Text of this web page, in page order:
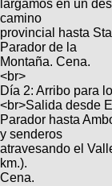
Ruta,
triatlon
De
todo
Retro
Enduro
Ranking
COMPRO
CANJE
Mi
ReputaciÃ³n
Mis
Compras
Mis
Ventas
TÃ©cnica
MecÃ¡nica
Robadas
Noticias
Calendario
Operadores
de
cicloturismo
Relatos
de
viajes
Foro
de
viajes
Ãšltimos
Buscar
Mis
Amigos
Actividad
de
Amigos
largamos en un
camino
provincial hasta
Parador de la
Montaña. Cena.
<br>
Día 2: Arribo para
<br>Salida desde El
Parador hasta
y senderos
atravesando el
km.).
Cena.